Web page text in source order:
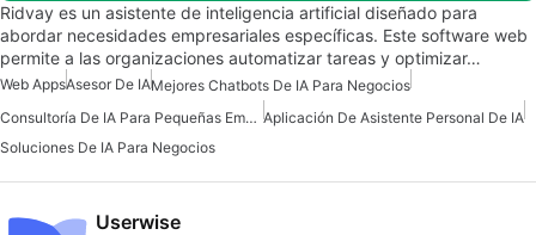
Ridvay es un asistente de inteligencia artificial diseñado para
abordar necesidades empresariales específicas. Este software web
permite a las organizaciones automatizar tareas y optimizar…
Web AppsAsesor De IAMejores Chatbots De IA Para Negocios
Consultoría De IA Para Pequeñas Empresas Aplicación De Asistente Personal De IA
Soluciones De IA Para Negocios
Userwise